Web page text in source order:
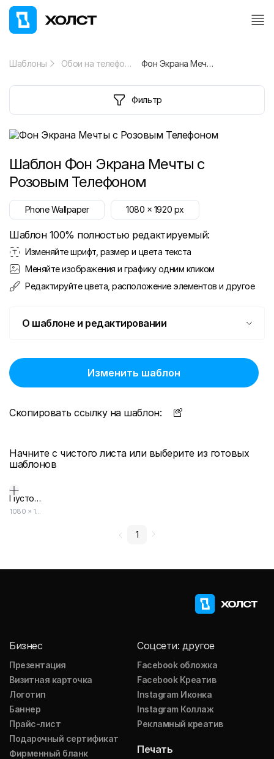
Шаблоны Обои на телефон Фон Экрана Мечты с Розовым Телефоном
Фильтр
Шаблон Фон Экрана Мечты с
Розовым Телефоном
Phone Wallpaper 1080 x 1920 px
Шаблон 100% полностью редактируемый:
Изменяйте шрифт, размер и цвета текста
Меняйте изображения и графику одним кликом
Редактируйте цвета, расположение элементов и другое
О шаблоне и редактировании
Изменить шаблон
Скопировать ссылку на шаблон:
Начните с чистого листа или выберите из готовых
шаблонов
Пустой дизайн-макет
1080 × 1920
1
Бизнес
Презентация
Визитная карточка
Логотип
Баннер
Прайс-лист
Подарочный сертификат
Фирменный бланк
Соцсети: другое
Facebook обложка
Facebook Креатив
Instagram Иконка
Instagram Коллаж
Рекламный креатив
Печать